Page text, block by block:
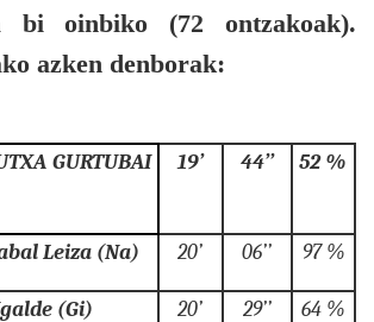
bi oinbiko (72 ontzakoak).
azken denborak:
GURTUBAI
19’ 44’’ 52 %
Leiza (Na) 20’ 06’’ 97 %
(Gi) 20’ 29’’ 64 %